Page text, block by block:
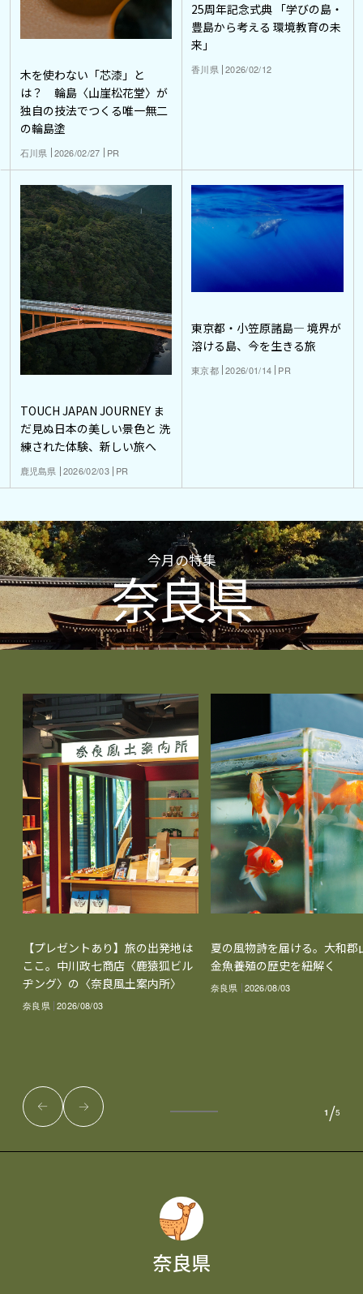
木を使わない「芯漆」と
は？ 輪島〈山崖松花堂〉が
独自の技法でつくる唯一無二
の輪島塗
石川県 2026/02/27 PR
25周年記念式典 「学びの島・
豊島から考える 環境教育の未
来」
香川県 2026/02/12
TOUCH JAPAN JOURNEY ま
だ見ぬ日本の美しい景色と 洗
練された体験、新しい旅へ
鹿児島県 2026/02/03 PR
東京都・小笠原諸島― 境界が
溶ける島、今を生きる旅
東京都 2026/01/14 PR
今月の特集
奈良県
奈良県
【プレゼントあり】旅の出発地は
ここ。中川政七商店〈鹿猿狐ビル
ヂング〉の〈奈良風土案内所〉
奈良県 2026/08/03
夏の風物詩を届ける。大和郡
金魚養殖の歴史を紐解く
奈良県 2026/08/03
1 /5